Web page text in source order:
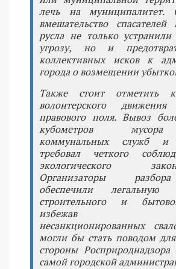
лечь на муниципалитет.
вмешательство спасателей
русла не только
угрозу, но и
коллективных исков к
города о возмещении
Также стоит отметить
волонтерского
правового поля. Вывоз
кубометров
коммунальных служб и
требовал четкого
экологического
Организаторы
обеспечили легальную
строительного и
избежав
несанкционированных
могли бы стать поводом
стороны
самой городской